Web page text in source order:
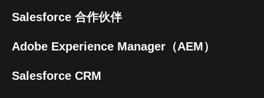
Salesforce 合作伙伴
Adobe Experience Manager（AEM）
Salesforce CRM